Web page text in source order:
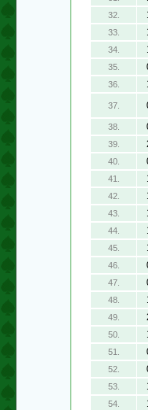
32.
33.
34.
35.
36.
37.
38.
39.
40.
41.
42.
43.
44.
45.
46.
47.
48.
49.
50.
51.
52.
53.
54.